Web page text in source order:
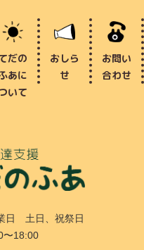
だの
あに
いて
おしら
せ
お問い
合わせ
日 土日、祝祭日
18:00